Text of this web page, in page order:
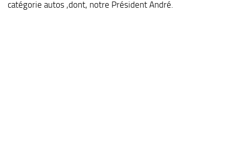
catégorie autos ,dont, notre Président André.